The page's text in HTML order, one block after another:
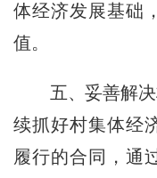
体经济发展基础
值。
五、妥善解
续抓好村集体经
履行的合同，通